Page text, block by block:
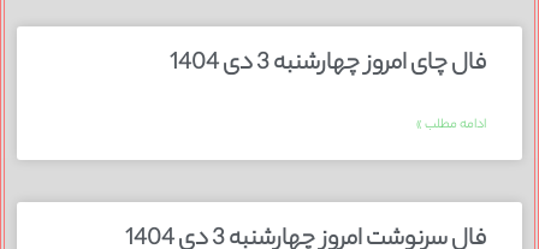
فال چای امروز چهارشنبه 3 دی 1404
ادامه مطلب »
فال سرنوشت امروز چهارشنبه 3 دی 1404